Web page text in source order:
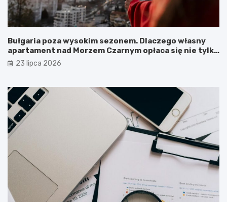
Bułgaria poza wysokim sezonem. Dlaczego własny
apartament nad Morzem Czarnym opłaca się nie tylko
latem?
23 lipca 2026